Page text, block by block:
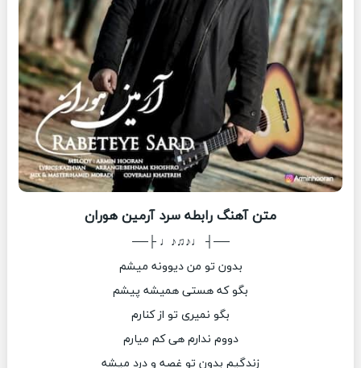
متن آهنگ رابطه سرد آرمین هوران
──┤ ♩♪♫♪♩ ├──
بدون تو من دیوونه میشم
بگو که هستی همیشه پیشم
بگو نمیری تو از کنارم
دووم ندارم هی کم میارم
زندگیم بدون تو غصه و درد میشه